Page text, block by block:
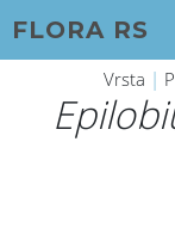
FLORA RS
Vrsta |